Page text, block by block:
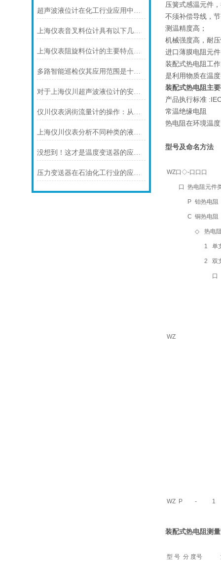
超声波液位计在化工行业应用中碰到的常见问题及解决方案
上海仪表音叉料位计具有以下几个主要的用途
上海仪表阻旋料位计的主要特点可归纳如下
多路智能巡检仪其应用范围是十分广泛的
对于上海仪川超声波液位计的安装原理你可知晓！
仪川仪表涡街流量计的操作：从头开始学
上海仪川仪表分析不同种类的液位变送器
没想到！这才是温度变送器的应用特点！
压力变送器在石油化工行业的应用说明
压簧式感温元件
不须补偿导线，
测温精度高；
机械强度高，耐
进口薄膜电阻元
装配式热电阻工
是利用物质在温
装配式热电阻 主
产品执行标准
常温绝缘电阻
热电阻在环境温
型号及命名方法
WZ口◇-口口口
WZ
口 热电阻元件
P 铂热电阻
C 铜热电阻
◇ 热电
1 单
2 双
口
WZ P - 1
装配式热电阻测
型 号 分 度号